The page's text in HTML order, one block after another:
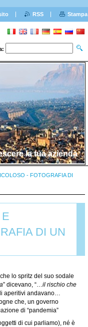
la tua azienda
- FOTOGRAFIA DI
DI UN
lo spritz del suo sodale
” dicevano, “…il rischio che
aperitivi andavano…
che, un governo
di “pandemia”
di cui parliamo), né è
RSS Stampa